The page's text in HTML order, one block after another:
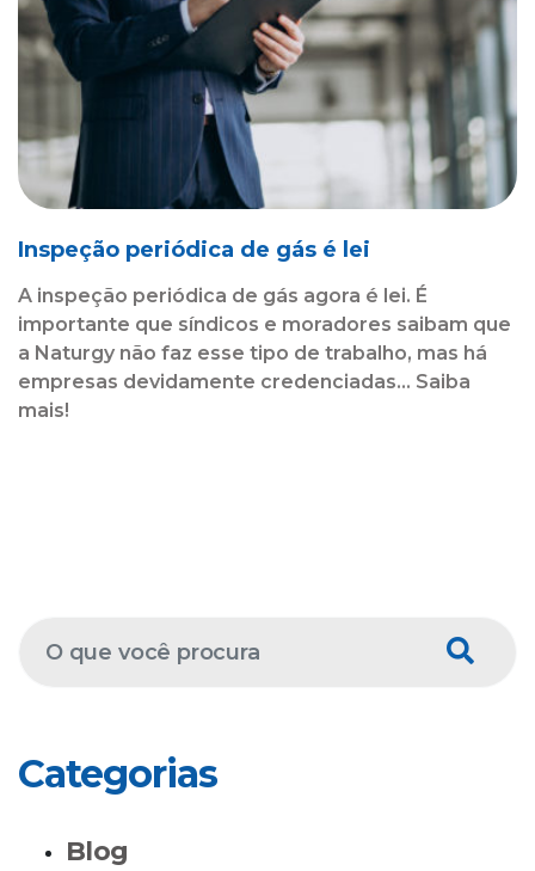
Inspeção periódica de gás é lei
A inspeção periódica de gás agora é lei. É
importante que síndicos e moradores saibam que
a Naturgy não faz esse tipo de trabalho, mas há
empresas devidamente credenciadas... Saiba
mais!
Categorias
Blog